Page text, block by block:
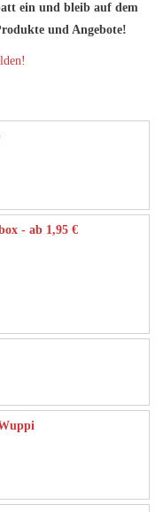
ein und bleib auf dem
und Angebote!
- ab 1,95 €